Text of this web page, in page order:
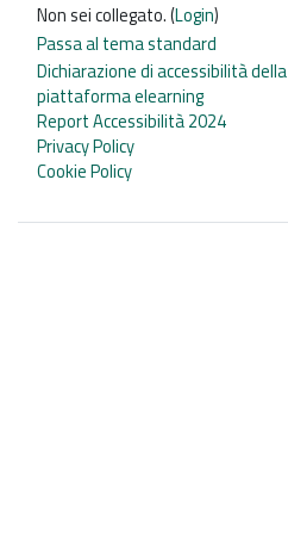
Non sei collegato. (Login)
Passa al tema standard
Dichiarazione di accessibilità della
piattaforma elearning
Report Accessibilità 2024
Privacy Policy
Cookie Policy